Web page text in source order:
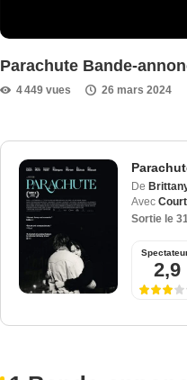
Parachute Bande-
4 449 vues 26 mars 2024
De
Avec
Sortie le
2,9